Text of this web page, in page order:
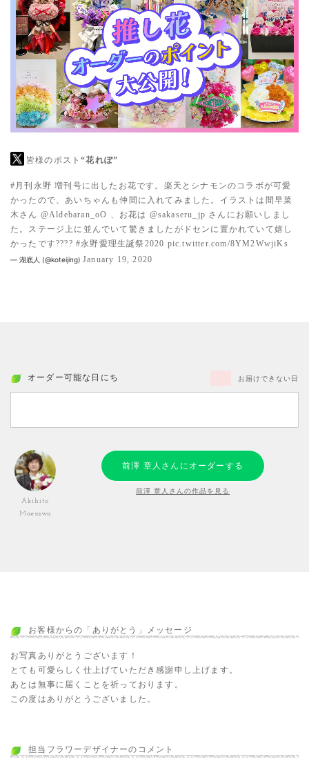
皆様のポスト“花れぽ”
#月刊永野 増刊号に出したお花です。楽天とシナモンのコラボが可愛
かったので、あいちゃんも仲間に入れてみました。イラストは間早菜
木さん @Aldebaran_oO 、お花は @sakaseru_jp さんにお願いしまし
た。ステージ上に並んでいて驚きましたがドセンに置かれていて嬉し
かったです???? #永野愛理生誕祭2020 pic.twitter.com/8YM2WwjiKs
— 湖底人 (@koteijing) January 19, 2020
オーダー可能な日にち お届けできない日
Akihito
Maesawa
前澤 章人さんにオーダーする
前澤 章人さんの作品を見る
お客様からの「ありがとう」メッセージ
お写真ありがとうございます！
とても可愛らしく仕上げていただき感謝申し上げます。
あとは無事に届くことを祈っております。
この度はありがとうございました。
担当フラワーデザイナーのコメント